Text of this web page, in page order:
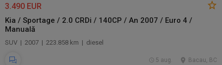
3.490 EUR
Kia / Sportage / 2.0 CRDi / 140CP / An 2007 / Euro 4 /
Manuală
SUV | 2007 | 223.858 km | diesel
Bacau, BC
5 aug.